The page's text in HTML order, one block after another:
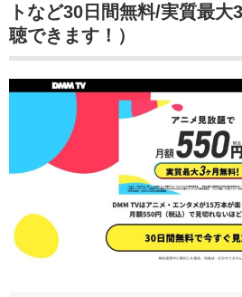
トなど30日間無料/実質最
聴できます！）